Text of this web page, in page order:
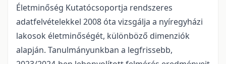
Életminőség Kutatócsoportja rendszeres
adatfelvételekkel 2008 óta vizsgálja a nyíregyházi
lakosok életminőségét, különböző dimenziók
alapján. Tanulmányunkban a legfrissebb,